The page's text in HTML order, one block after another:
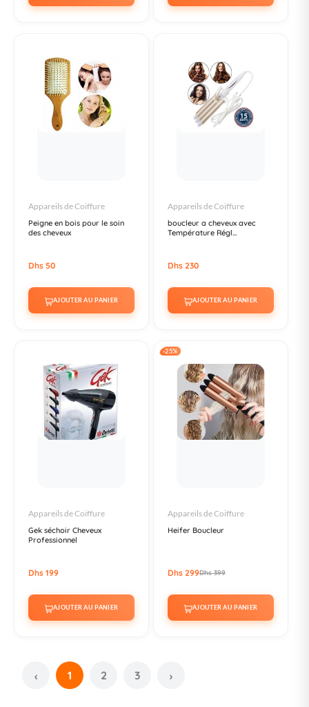
Appareils de Coiffure
Peigne en bois pour le soin
des cheveux
Dhs 50
AJOUTER AU PANIER
Appareils de Coiffure
boucleur a cheveux avec
Température Régl...
Dhs 230
AJOUTER AU PANIER
Appareils de Coiffure
Gek séchoir Cheveux
Professionnel
Dhs 199
AJOUTER AU PANIER
-25%
Appareils de Coiffure
Heifer Boucleur
Dhs 299Dhs 399
AJOUTER AU PANIER
‹ 1 2 3 ›